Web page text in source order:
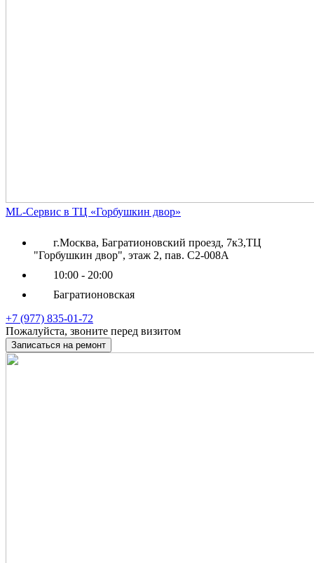
ML-Сервис в ТЦ «Горбушкин двор»
г.Москва, Багратионовский проезд, 7к3,ТЦ
"Горбушкин двор", этаж 2, пав. С2-008А
10:00 - 20:00
Багратионовская
+7 (977) 835-01-72
Пожалуйста, звоните перед визитом
Записаться на ремонт